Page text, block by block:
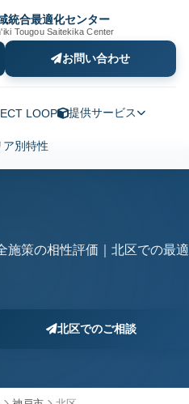
統合最適化センター
Tougou Saitekika Center
お問い合わせ
LOOP 提供サービス
ア別特性
施策の相性評価｜北区での最適
北区でのご相談